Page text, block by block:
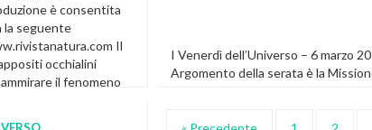
è consentita
la seguente
Il
occhialini
il fenomeno
parzialmente
I Venerdì dell’Universo – 6 marzo
Argomento della serata è la
Samantha Cristoforetti, capitano